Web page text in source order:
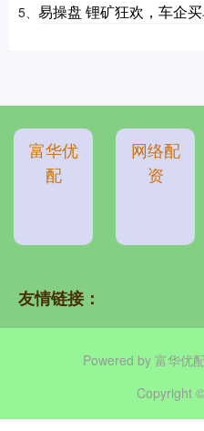
5、 易操盘 锂矿狂欢，车企
富华优
配
网络配
资
友情链接：
Powered by 富华优
Copyright